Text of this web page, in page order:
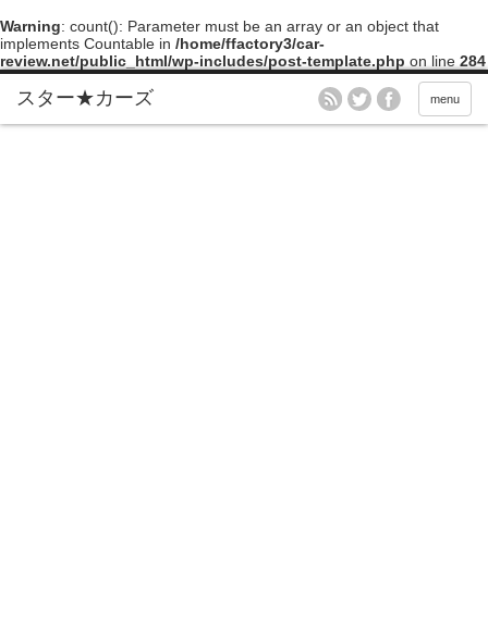
Warning: count(): Parameter must be an array or an object that
implements Countable in /home/ffactory3/car-
review.net/public_html/wp-includes/post-template.php on line 284
menu